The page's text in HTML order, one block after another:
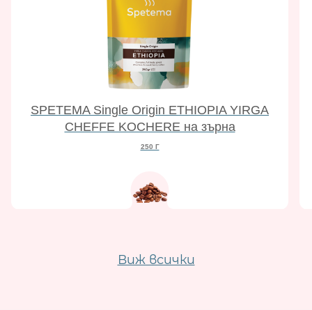
SPETEMA Single Origin ETHIOPIA YIRGA
CHEFFE KOCHERE на зърна
250 Г
Виж всички